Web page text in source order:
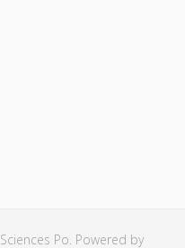
Po. Powered by